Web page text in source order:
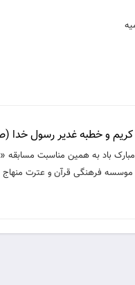
کریم و خطبه غدیر رسول خدا
باد به همین مناسبت مسابقه
فرهنگی قرآن و عترت منهاج